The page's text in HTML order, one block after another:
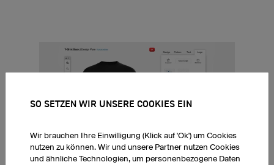
SO SETZEN WIR UNSERE COOKIES EIN
Wir brauchen Ihre Einwilligung (Klick auf 'Ok') um Cookies
nutzen zu können. Wir und unsere Partner nutzen Cookies
und ähnliche Technologien, um personenbezogene Daten